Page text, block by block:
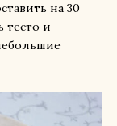
на 30
тесто и